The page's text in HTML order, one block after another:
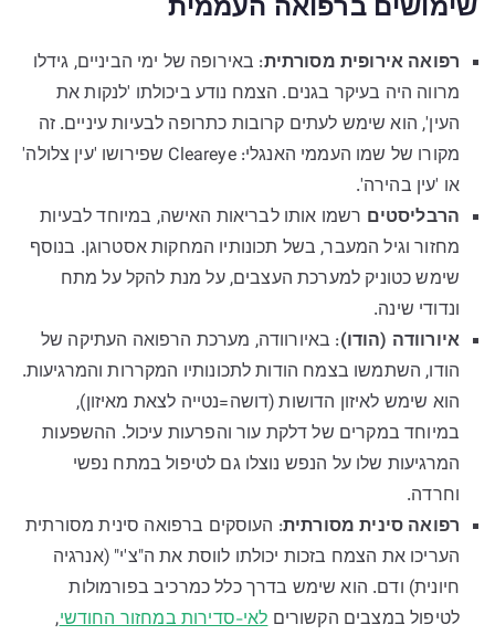
רפואה אירופית מסורתית: באירופה של ימי הביניים, גידלו
מרווה היה בעיקר בגנים. הצמח נודע ביכולתו 'לנקות את
העין', הוא שימש לעתים קרובות כתרופה לבעיות עיניים. זה
מקורו של שמו העממי האנגלי: Cleareye שפירושו 'עין צלולה'
או 'עין בהירה'.
הרבליסטים רשמו אותו לבריאות האישה, במיוחד לבעיות
מחזור וגיל המעבר, בשל תכונותיו המחקות אסטרוגן. בנוסף
שימש כטוניק למערכת העצבים, על מנת להקל על מתח
ונדודי שינה.
איורוודה (הודו): באיורוודה, מערכת הרפואה העתיקה של
הודו, השתמשו בצמח הודות לתכונותיו המקררות והמרגיעות.
הוא שימש לאיזון הדושות (דושה=נטייה לצאת מאיזון),
במיוחד במקרים של דלקת עור והפרעות עיכול. ההשפעות
המרגיעות שלו על הנפש נוצלו גם לטיפול במתח נפשי
וחרדה.
רפואה סינית מסורתית: העוסקים ברפואה סינית מסורתית
העריכו את הצמח בזכות יכולתו לווסת את ה"צ'י" (אנרגיה
חיונית) ודם. הוא שימש בדרך כלל כמרכיב בפורמולות
לטיפול במצבים הקשוריםלאי-סדירות במחזור החודשי,